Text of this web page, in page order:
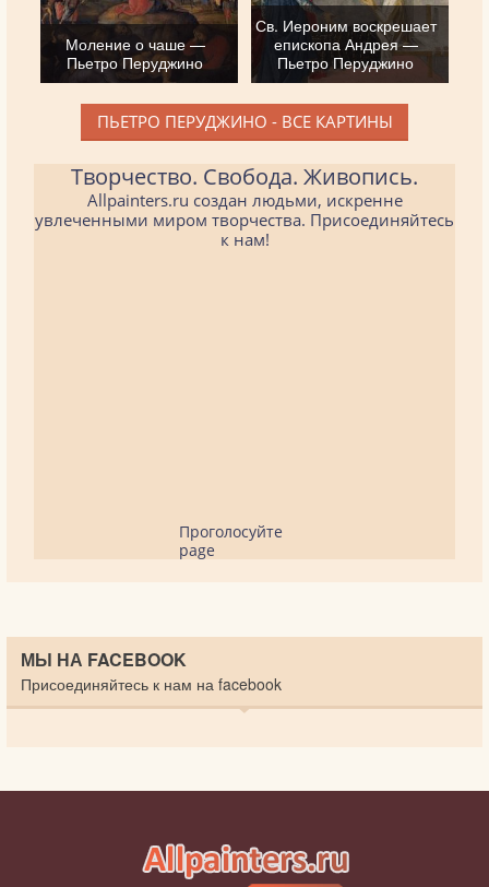
Моление о чаше —
Пьетро Перуджино
Св. Иероним воскрешает
епископа Андрея —
Пьетро Перуджино
ПЬЕТРО ПЕРУДЖИНО - ВСЕ КАРТИНЫ
Творчество. Свобода. Живопись.
Allpainters.ru создан людьми, искренне
увлеченными миром творчества. Присоединяйтесь
к нам!
Проголосуйте
page
МЫ НА FACEBOOK
Присоединяйтесь к нам на facebook